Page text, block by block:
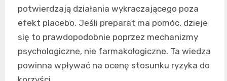
potwierdzają działania wykraczającego poza
efekt placebo. Jeśli preparat ma pomóc, dzieje
się to prawdopodobnie poprzez mechanizmy
psychologiczne, nie farmakologiczne. Ta wiedza
powinna wpływać na ocenę stosunku ryzyka do